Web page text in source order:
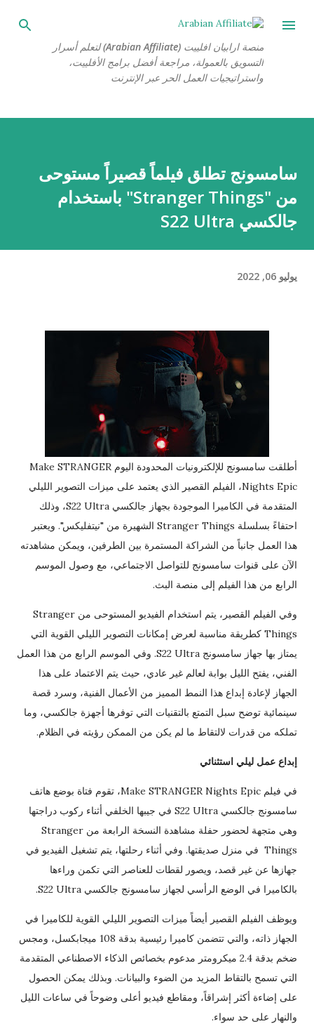
التخطي إلى المحتوى الرئيسي
منصة ارابيان افلييت (Arabian Affiliate) لتعلم أسرار
التسويق بالعمولة، مراجعة أفضل برامج الأفلييت،
واستراتيجيات العمل الحر عبر الإنترنت
سامسونج تطلق فيلماً قصيراً مستوحى
من "Stranger Things" باستخدام
جالكسي S22 Ultra
يوليو 06, 2022
أطلقت سامسونج للإلكترونيات المحدودة اليوم Make STRANGER
Nights Epic، الفيلم القصير الذي يعتمد على ميزات التصوير الليلي
المتقدمة في الكاميرا الموجودة بجهاز جالكسي S22 Ultra، وذلك
احتفاءً بسلسلة Stranger Things الشهيرة من "نيتفليكس". ويعتبر
هذا العمل جانباً من الشراكة المستمرة بين الطرفين، ويمكن مشاهدته
الآن على قنوات سامسونج للتواصل الاجتماعي، مع وصول الموسم
الرابع من هذا الفيلم إلى منصة البث.
وفي الفيلم القصير، يتم استخدام الفيديو المستوحى من Stranger
Things كطريقة مناسبة لعرض إمكانات التصوير الليلي القوية التي
يمتاز بها جهاز سامسونج S22 Ultra. وفي الموسم الرابع من هذا العمل
الفني، يفتح الليل بوابة لعالم غير عادي، حيث يتم الاعتماد على هذا
الجهاز لإعادة إبداع هذا النمط المميز من الأعمال الفنية، وسرد قصة
سينمائية توضح سبل التمتع بالتقنيات التي توفرها أجهزة جالكسي، وما
تملكه من قدرات لالتقاط ما لم يكن من الممكن رؤيته في الظلام.
إبداع عمل ليلي استثنائي
في فيلم Make STRANGER Nights Epic، تقوم فتاة بوضع هاتف
سامسونج جالكسي S22 Ultra في جيبها الخلفي أثناء ركوب دراجتها
وهي متجهة لحضور حفلة مشاهدة النسخة الرابعة من Stranger
Things في منزل صديقتها. وفي أثناء رحلتها، يتم تشغيل الفيديو في
جهازها عن غير قصد، ويصور لقطات للعناصر التي تكمن وراءها
بالكاميرا في الوضع الرأسي لجهاز سامسونج جالكسي S22 Ultra.
ويوظف الفيلم القصير أيضاً ميزات التصوير الليلي القوية للكاميرا في
الجهاز ذاته، والتي تتضمن كاميرا رئيسية بدقة 108 ميجابكسل، ومجس
ضخم بدقة 2.4 ميكرومتر مدعوم بخصائص الذكاء الاصطناعي المتقدمة
التي تسمح بالتقاط المزيد من الضوء والبيانات. وبذلك يمكن الحصول
على إضاءة أكثر إشراقاً، ومقاطع فيديو أعلى وضوحاً في ساعات الليل
والنهار على حد سواء.